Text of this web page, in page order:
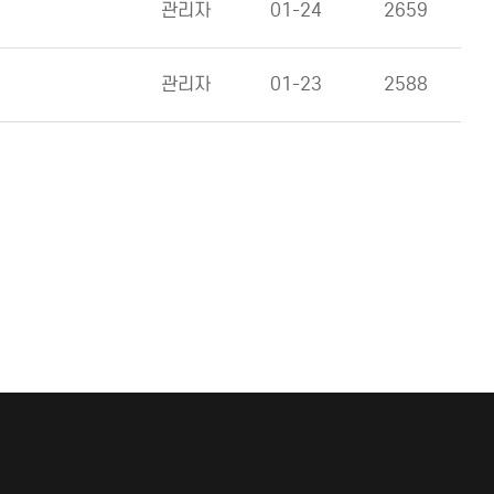
관리자 01-24 2659
관리자 01-23 2588